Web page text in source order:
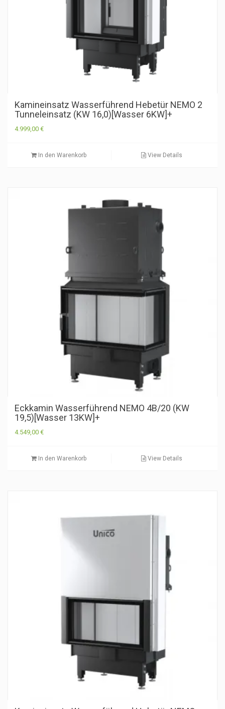
Kamineinsatz Wasserführend Hebetür NEMO 2
Tunneleinsatz (KW 16,0)[Wasser 6KW]+
4.999,00 €
In den Warenkorb View Details
Eckkamin Wasserführend NEMO 4B/20 (KW
19,5)[Wasser 13KW]+
4.549,00 €
In den Warenkorb View Details